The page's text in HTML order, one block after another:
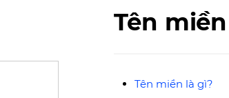
Tên miền
Tên miền là gì?